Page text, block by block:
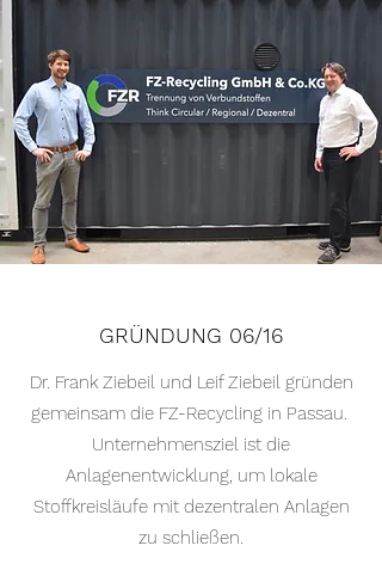
GRÜNDUNG 06/16
Dr. Frank Ziebeil und Leif Ziebeil gründen
gemeinsam die FZ-Recycling in Passau.
Unternehmensziel ist die
Anlagenentwicklung, um lokale
Stoffkreisläufe mit dezentralen Anlagen
zu schließen.